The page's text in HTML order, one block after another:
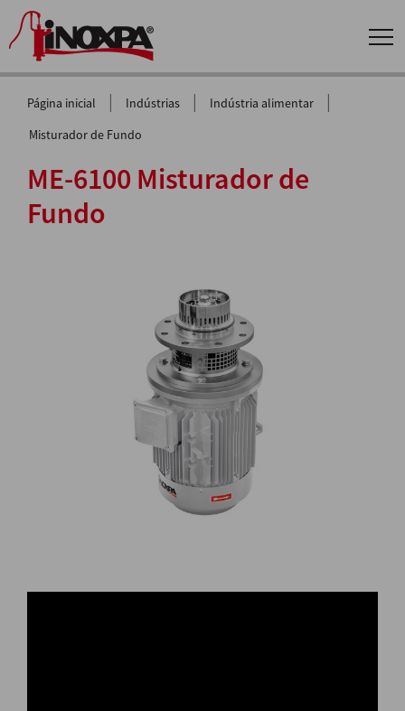
Página inicial | Indústrias | Indústria alimentar |
Misturador de Fundo
ME-6100 Misturador de
Fundo